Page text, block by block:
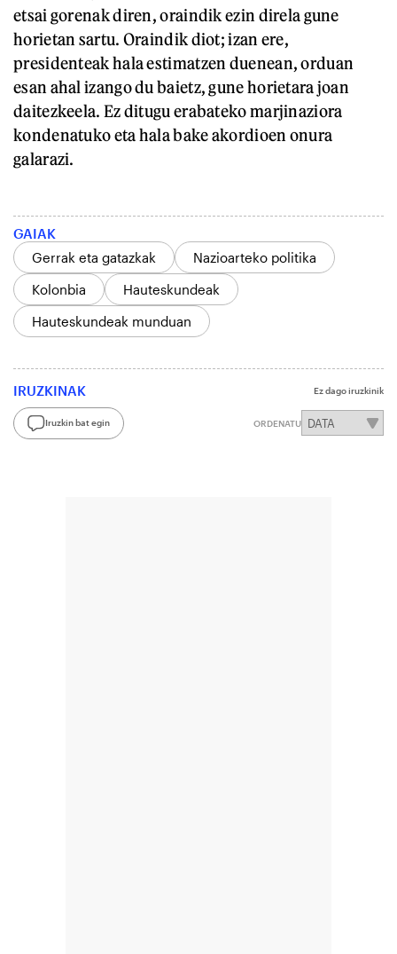
etsai gorenak diren, oraindik ezin direla gune
horietan sartu. Oraindik diot; izan ere,
presidenteak hala estimatzen duenean, orduan
esan ahal izango du baietz, gune horietara joan
daitezkeela. Ez ditugu erabateko marjinaziora
kondenatuko eta hala bake akordioen onura
galarazi.
GAIAK
Gerrak eta gatazkak
Nazioarteko politika
Kolonbia
Hauteskundeak
Hauteskundeak munduan
IRUZKINAK Ez dago iruzkinik
Iruzkin bat egin ORDENATU